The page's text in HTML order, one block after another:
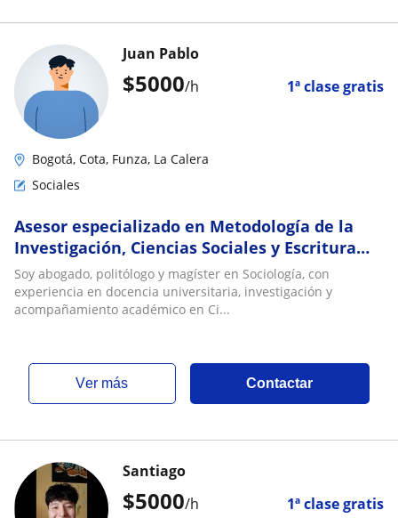
$5000/h 1ª clase gratis
Juan Pablo
Bogotá, Cota, Funza, La Calera
Sociales
Asesor especializado en Metodología de la
Investigación, Ciencias Sociales y Escritura
Académica | Docente universitario
Soy abogado, politólogo y magíster en Sociología, con
experiencia en docencia universitaria, investigación y
acompañamiento académico en Ci...
ver más Contactar
$5000/h 1ª clase gratis
Santiago